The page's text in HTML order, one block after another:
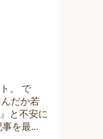
。 で
だか若
と不安に
を最...